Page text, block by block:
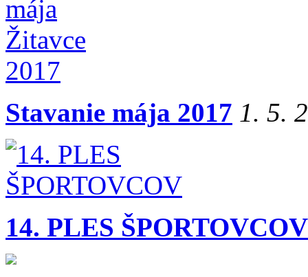
Stavanie mája 2017 1. 5.
14. PLES ŠPORTOVCOV